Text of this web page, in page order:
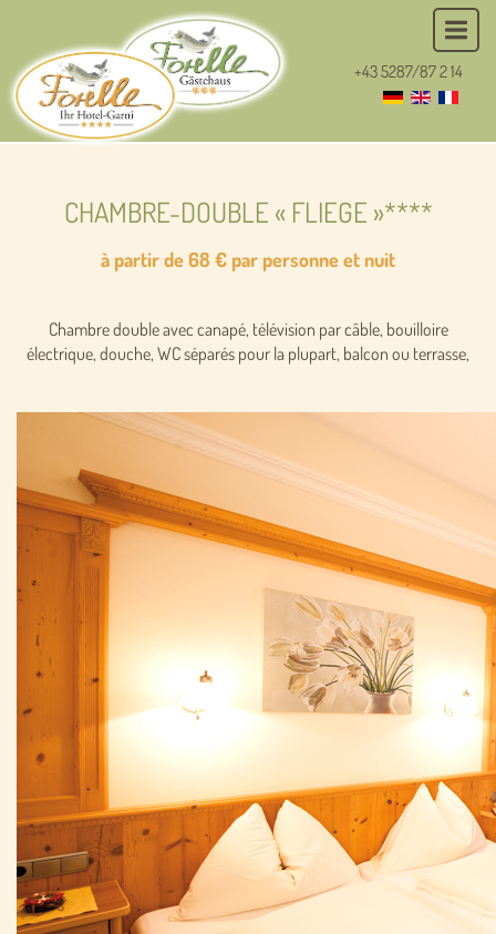
+43 5287/87 2 14
CHAMBRE-DOUBLE « FLIEGE »****
à partir de 68 € par personne et nuit
Chambre double avec canapé, télévision par câble, bouilloire
électrique, douche, WC séparés pour la plupart, balcon ou terrasse,